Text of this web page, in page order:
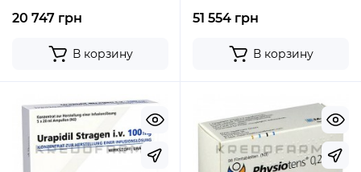
20 747 грн
В корзину
51 554 грн
В корзину